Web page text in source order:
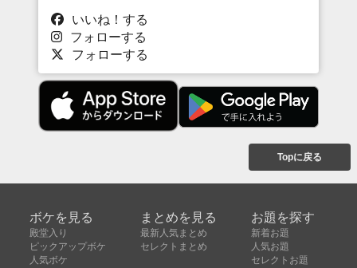
いいね！する
フォローする
フォローする
Topに戻る
ボケを見る
殿堂入り
ピックアップボケ
人気ボケ
まとめを見る
最新人気まとめ
セレクトまとめ
お題を探す
新着お題
人気お題
セレクトお題